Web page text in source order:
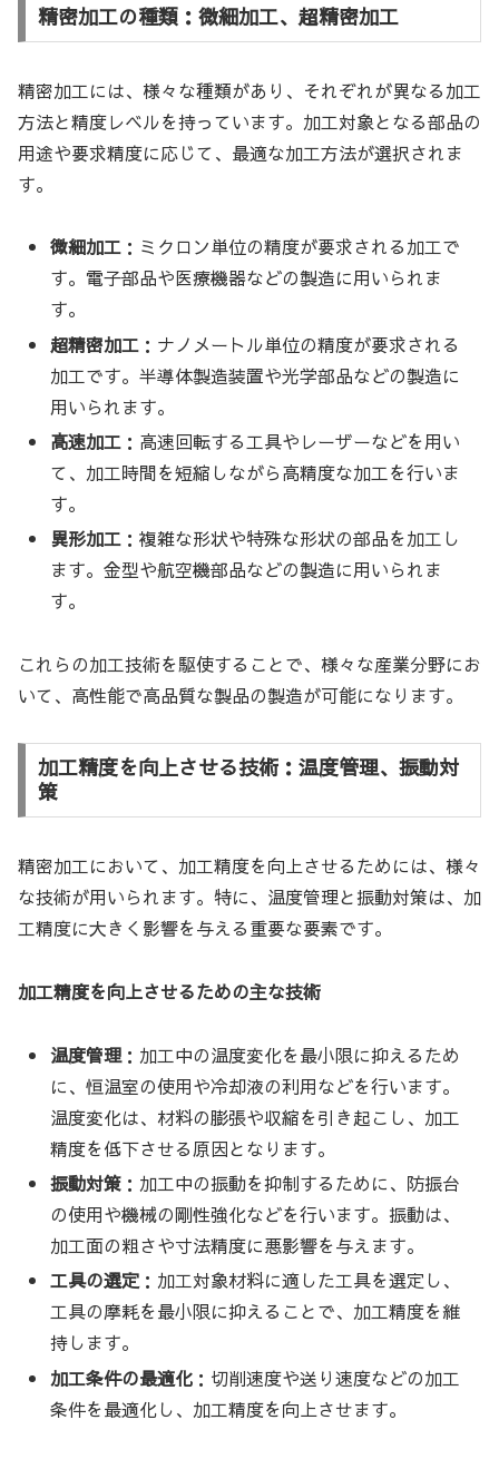
精密加工の種類：微細加工、超精密加工
精密加工には、様々な種類があり、それぞれが異なる加工
方法と精度レベルを持っています。加工対象となる部品の
用途や要求精度に応じて、最適な加工方法が選択されま
す。
微細加工 ：ミクロン単位の精度が要求される加工で
す。電子部品や医療機器などの製造に用いられま
す。
超精密加工 ：ナノメートル単位の精度が要求される
加工です。半導体製造装置や光学部品などの製造に
用いられます。
高速加工 ：高速回転する工具やレーザーなどを用い
て、加工時間を短縮しながら高精度な加工を行いま
す。
異形加工 ：複雑な形状や特殊な形状の部品を加工し
ます。金型や航空機部品などの製造に用いられま
す。
これらの加工技術を駆使することで、様々な産業分野にお
いて、高性能で高品質な製品の製造が可能になります。
加工精度を向上させる技術：温度管理、振動対
策
精密加工において、加工精度を向上させるためには、様々
な技術が用いられます。特に、温度管理と振動対策は、加
工精度に大きく影響を与える重要な要素です。
加工精度を向上させるための主な技術
温度管理：加工中の温度変化を最小限に抑えるため
に、恒温室の使用や冷却液の利用などを行います。
温度変化は、材料の膨張や収縮を引き起こし、加工
精度を低下させる原因となります。
振動対策 ：加工中の振動を抑制するために、防振台
の使用や機械の剛性強化などを行います。振動は、
加工面の粗さや寸法精度に悪影響を与えます。
工具の選定 ：加工対象材料に適した工具を選定し、
工具の摩耗を最小限に抑えることで、加工精度を維
持します。
加工条件の最適化 ：切削速度や送り速度などの加工
条件を最適化し、加工精度を向上させます。